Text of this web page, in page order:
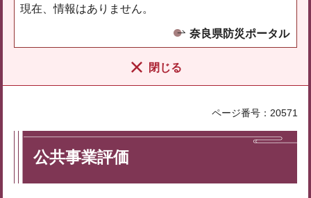
現在、情報はありません。
奈良県防災ポータル
閉じる
ページ番号：20571
公共事業評価